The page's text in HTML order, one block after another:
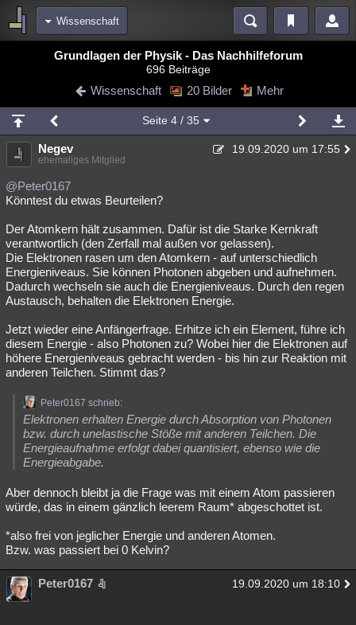
Wissenschaft
Blogs Videos
Chat Wiki Neuigkeiten
meine Rubriken
Menschen Mystery Kriminalfälle
Spiritualität
weitere Rubriken
Philosophie Träume Orte Esoterik Literatur
Astronomie Helpdesk Gruppen Gaming Filme
Musik Clash Verbesserungen Allmystery English
Übersichten
Besucht Teilgenommen
Lesenswert Schlüsselwörter
Grundlagen der Physik - Das Nachhilfeforum
696 Beiträge
Wissenschaft 20 Bilder Mehr
Seite 4/ 35
Negev 19.09.2020 um 17:55
ehemaliges Mitglied
@Peter0167
Könntest du etwas Beurteilen?
Der Atomkern hält zusammen. Dafür ist die Starke Kernkraft
verantwortlich (den Zerfall mal außen vor gelassen).
Die Elektronen rasen um den Atomkern - auf unterschiedlich
Energieniveaus. Sie können Photonen abgeben und aufnehmen.
Dadurch wechseln sie auch die Energieniveaus. Durch den regen
Austausch, behalten die Elektronen Energie.
Jetzt wieder eine Anfängerfrage. Erhitze ich ein Element, führe ich
diesem Energie - also Photonen zu? Wobei hier die Elektronen auf
höhere Energieniveaus gebracht werden - bis hin zur Reaktion mit
anderen Teilchen. Stimmt das?
Peter0167 schrieb:
Elektronen erhalten Energie durch Absorption von Photonen
bzw. durch unelastische Stöße mit anderen Teilchen. Die
Energieaufnahme erfolgt dabei quantisiert, ebenso wie die
Energieabgabe.
Aber dennoch bleibt ja die Frage was mit einem Atom passieren
würde, das in einem gänzlich leerem Raum* abgeschottet ist.
*also frei von jeglicher Energie und anderen Atomen.
Bzw. was passiert bei 0 Kelvin?
Peter0167 19.09.2020 um 18:10